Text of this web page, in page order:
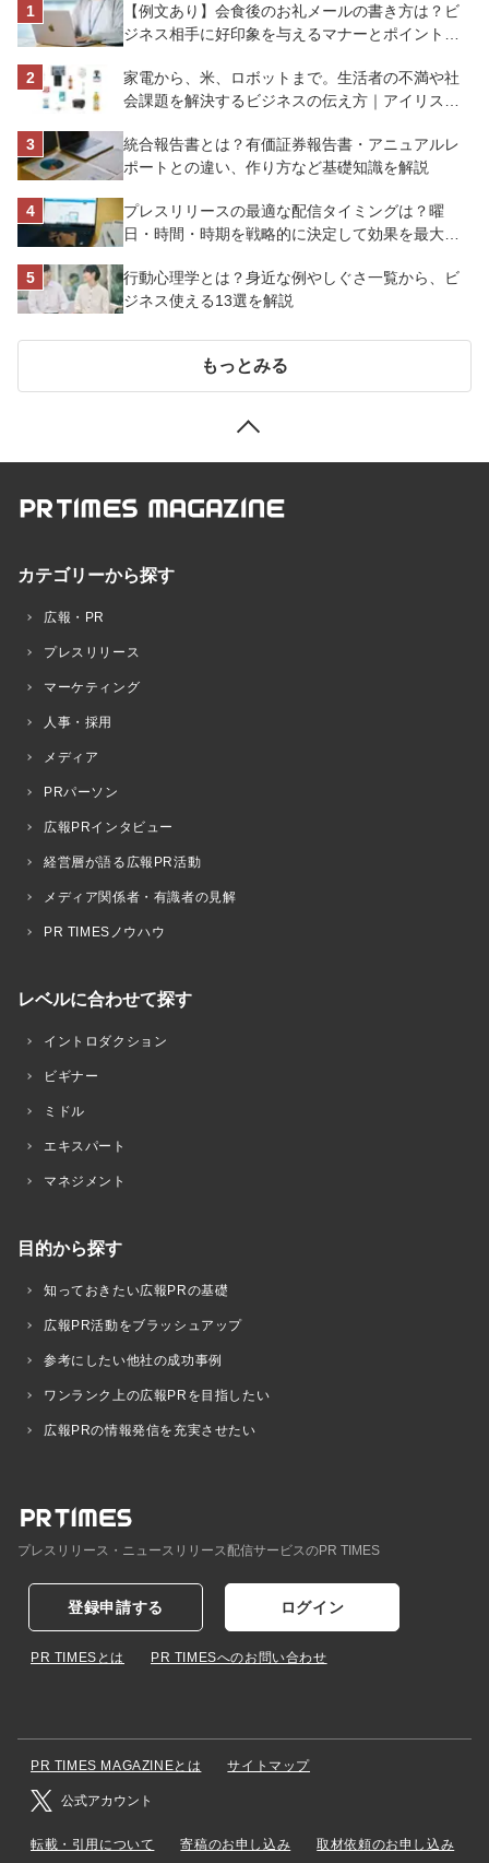
【例文あり】会食後のお礼メールの書き方は？ビ
ジネス相手に好印象を与えるマナーとポイントを
家電から、米、ロボットまで。生活者の不満や社
会課題を解決するビジネスの伝え方｜アイリスオ
統合報告書とは？有価証券報告書・アニュアルレ
ポートとの違い、作り方など基礎知識を解説
プレスリリースの最適な配信タイミングは？曜
日・時間・時期を戦略的に決定して効果を最大化
行動心理学とは？身近な例やしぐさ一覧から、ビ
ジネス使える13選を解説
もっとみる
カテゴリーから探す
広報・PR
プレスリリース
マーケティング
人事・採用
メディア
PRパーソン
広報PRインタビュー
経営層が語る広報PR活動
メディア関係者・有識者の見解
PR TIMESノウハウ
レベルに合わせて探す
イントロダクション
ビギナー
ミドル
エキスパート
マネジメント
目的から探す
知っておきたい広報PRの基礎
広報PR活動をブラッシュアップ
参考にしたい他社の成功事例
ワンランク上の広報PRを目指したい
広報PRの情報発信を充実させたい
プレスリリース・ニュースリリース配信サービスのPR TIMES
登録申請する ログイン
PR TIMESとは PR TIMESへのお問い合わせ
PR TIMES MAGAZINEとは サイトマップ
公式アカウント
転載・引用について 寄稿のお申し込み 取材依頼のお申し込み